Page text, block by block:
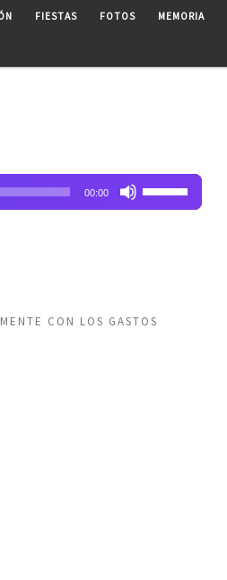
FIESTAS FOTOS MEMORIA
00:00
aumentar
CON LOS GASTOS